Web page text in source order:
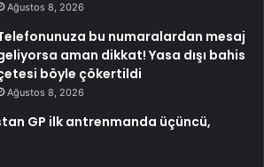
Ağustos 8, 2026
bu numaralardan mesaj
aman dikkat! Yasa dışı bahis
böyle çökertildi
Ağustos 8, 2026
GP ilk antrenmanda üçüncü,